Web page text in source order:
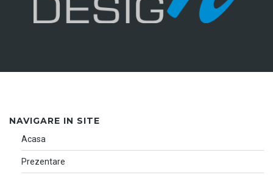
NAVIGARE IN SITE
Acasa
Prezentare